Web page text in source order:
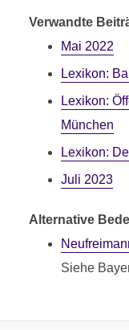
Verwandte
Mai 2022
Lexikon:
Lexikon:
München
Lexikon:
Juli 2023
Alternative
Siehe